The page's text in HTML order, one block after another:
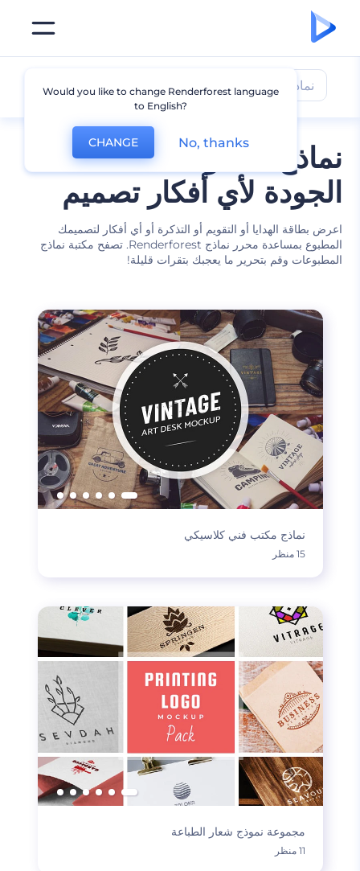
نماذج مطبوعات عالية
الجودة لأي أفكار تصميم
اعرض بطاقة الهدايا أو التقويم أو التذكرة أو أي أفكار لتصميمك
المطبوع بمساعدة محرر نماذج Renderforest. تصفح مكتبة نماذج
المطبوعات وقم بتحرير ما يعجبك بتقرات قليلة!
نماذج مطبوعات أخرى
نماذج مكتب فني كلاسيكي
15 منظر
مجموعة نموذج شعار الطباعة
11 منظر
Would you like to change Renderforest language
to English?
CHANGE No, thanks